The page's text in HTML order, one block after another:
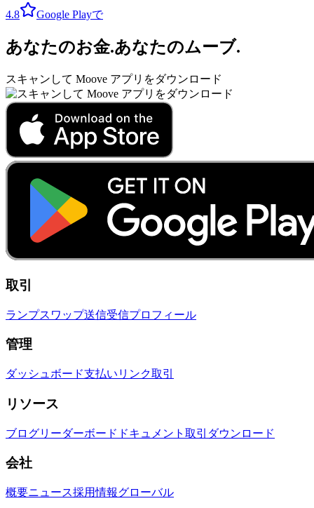
4.8 Google Playで
あなたのお金.あなたのムーブ.
スキャンして Moove アプリをダウンロード
取引
ランプスワップ送信受信プロフィール
管理
ダッシュボード支払いリンク取引
リソース
ブログリーダーボード ドキュメント 取引 ダウンロード
会社
概要ニュース採用情報グローバル